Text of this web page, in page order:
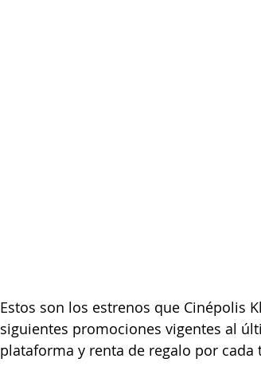
Estos son los estrenos que Cinépolis
siguientes promociones vigentes al
plataforma y renta de regalo por cada